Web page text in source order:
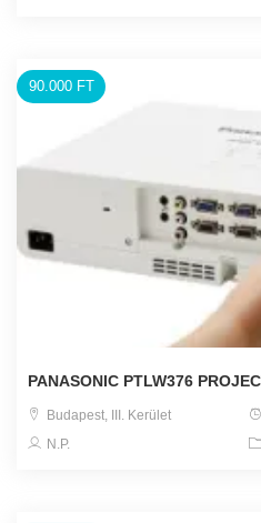
90.000 FT
PANASONIC PTLW376
Budapest, III. Kerület
N.P.